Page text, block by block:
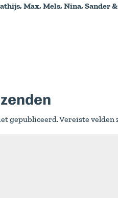
Max, Mels, Nina, Sander
gepubliceerd.Vereiste velden